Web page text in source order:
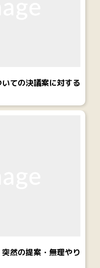
ての決議案に対する
の提案・無理やり